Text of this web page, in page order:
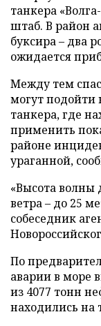
танкера
штаб. В район
буксира – два
ожидается
Между тем
могут подойти
танкера, где
применить
районе
ураганной,
«Высота волны
ветра – до 25
собеседник
По
аварии в море
из 4077 тонн
находились на